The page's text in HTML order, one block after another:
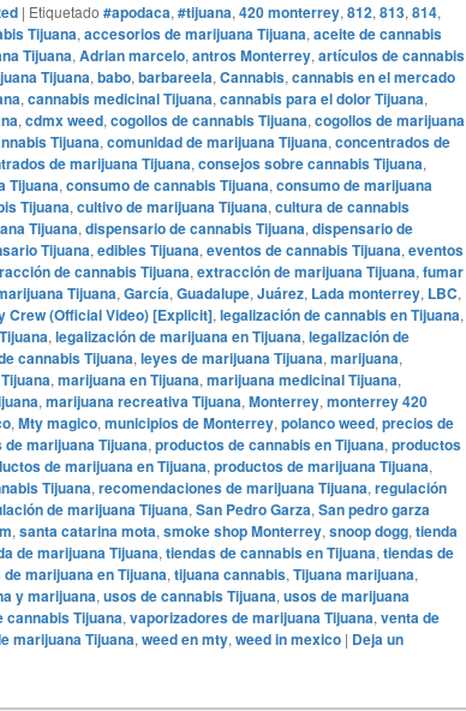
| Etiquetado #apodaca, #tijuana, 420 monterrey, 812, 813, 814,
Tijuana, accesorios de marijuana Tijuana, aceite de cannabis
Tijuana, Adrian marcelo, antros Monterrey, artículos de cannabis
Tijuana, babo, barbareela, Cannabis, cannabis en el mercado
, cannabis medicinal Tijuana, cannabis para el dolor Tijuana,
, cdmx weed, cogollos de cannabis Tijuana, cogollos de marijuana
Tijuana, comunidad de marijuana Tijuana, concentrados de
de marijuana Tijuana, consejos sobre cannabis Tijuana,
Tijuana, consumo de cannabis Tijuana, consumo de marijuana
Tijuana, cultivo de marijuana Tijuana, cultura de cannabis
Tijuana, dispensario de cannabis Tijuana, dispensario de
Tijuana, edibles Tijuana, eventos de cannabis Tijuana, eventos
de cannabis Tijuana, extracción de marijuana Tijuana, fumar
Tijuana, García, Guadalupe, Juárez, Lada monterrey, LBC,
Crew (Official Video) [Explicit], legalización de cannabis en Tijuana,
, legalización de marijuana en Tijuana, legalización de
cannabis Tijuana, leyes de marijuana Tijuana, marijuana,
, marijuana en Tijuana, marijuana medicinal Tijuana,
, marijuana recreativa Tijuana, Monterrey, monterrey 420
, Mty magico, municipios de Monterrey, polanco weed, precios de
de marijuana Tijuana, productos de cannabis en Tijuana, productos
de marijuana en Tijuana, productos de marijuana Tijuana,
Tijuana, recomendaciones de marijuana Tijuana, regulación
de marijuana Tijuana, San Pedro Garza, San pedro garza
, santa catarina mota, smoke shop Monterrey, snoop dogg, tienda
de marijuana Tijuana, tiendas de cannabis en Tijuana, tiendas de
marijuana en Tijuana, tijuana cannabis, Tijuana marijuana,
y marijuana, usos de cannabis Tijuana, usos de marijuana
cannabis Tijuana, vaporizadores de marijuana Tijuana, venta de
marijuana Tijuana, weed en mty, weed in mexico | Deja un